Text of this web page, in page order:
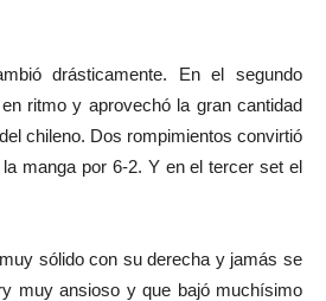
drásticamente. En el segundo
ritmo y aprovechó la gran cantidad
chileno. Dos rompimientos convirtió
manga por 6-2. Y en el tercer set el
sólido con su derecha y jamás se
muy ansioso y que bajó muchísimo